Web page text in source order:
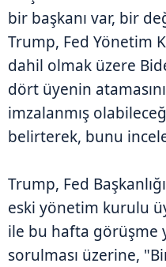
bir başkanı var, bir
Trump, Fed Yönetim
dahil olmak üzere
dört üyenin
imzalanmış
belirterek, bunu
Trump, Fed
eski yönetim kurulu
ile bu hafta görüşme
sorulması üzerine,